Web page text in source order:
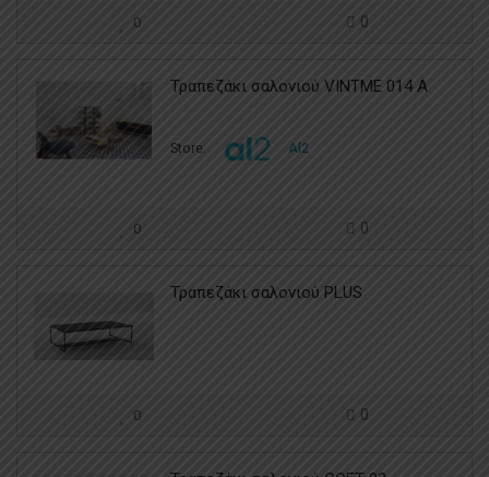
0 0
Τραπεζάκι σαλονιού VINTME 014 A
Store: Al2
0 0
Τραπεζάκι σαλονιού PLUS
0 0